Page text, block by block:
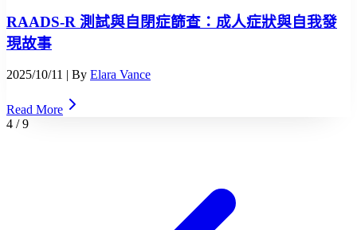
RAADS-R 測試與自閉症篩查：成人症狀與自我發
現故事
2025/10/11 | By Elara Vance
Read More
4 /9